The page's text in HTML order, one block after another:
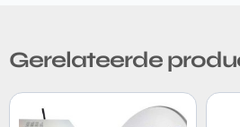
Gerelateerde